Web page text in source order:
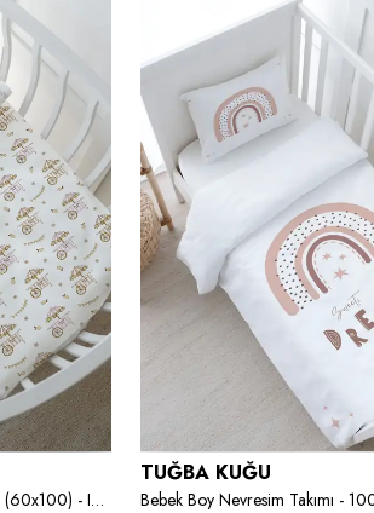
Anne Yanı Beşik Nevresim Takımı (60x100) - Iconic Serisi - Fresh Lemon
TUĞBA KUĞU
Bebek Boy Nevresim Takımı -